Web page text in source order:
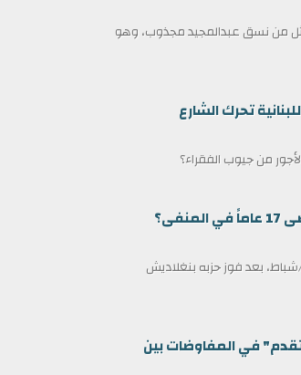
من نسق عبدالمجيد مجذوب، وهو
تحرك الشارع
من جيوب الفقراء؟
كرئيس وزراء لبنغلاديش في 17 فبراير/شباط، بعد فوز حزبه بنغلاديش
في المفاوضات بين